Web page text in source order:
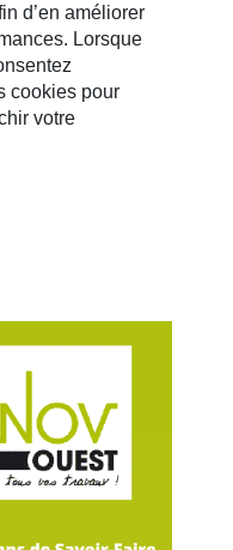
d’en améliorer
Lorsque
cookies pour
votre